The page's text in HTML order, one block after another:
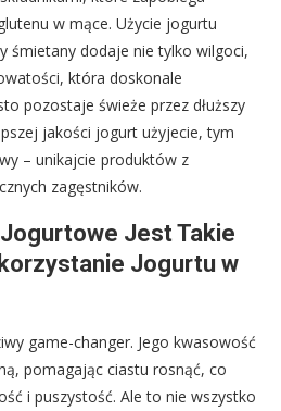
w mące. Użycie jogurtu
śmietany dodaje nie tylko wilgoci,
która doskonale
pozostaje świeże przez dłuższy
jakości jogurt użyjecie, tym
– unikajcie produktów z
zagęstników.
Jest Takie
Jogurtu w
game-changer. Jego kwasowość
pomagając ciastu rosnąć, co
i puszystość. Ale to nie wszystko